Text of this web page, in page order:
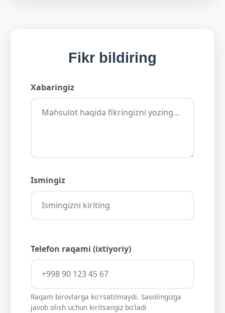
Fikr bildiring
Xabaringiz
Ismingiz
Telefon raqami (ixtiyoriy)
Raqam birovlarga ko'rsatilmaydi. Savolingizga
javob olish uchun kiritsangiz bo'ladi